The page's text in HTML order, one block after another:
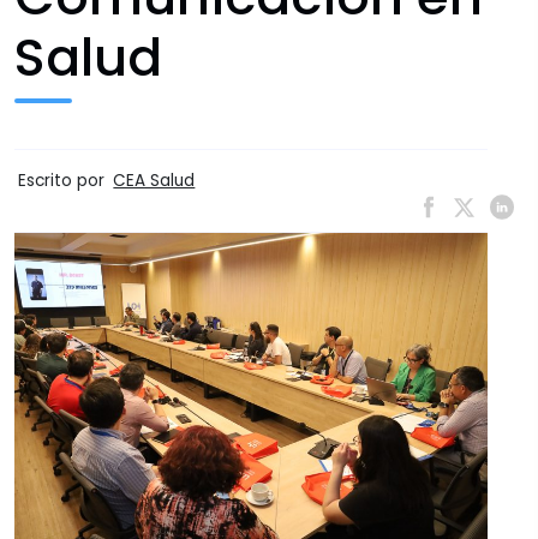
Salud
Escrito por CEA Salud